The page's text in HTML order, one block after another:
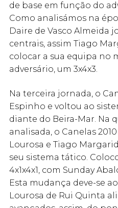
de base em função do
Como analisámos na
Daire de Vasco Almeida
centrais, assim Tiago
colocar a sua equipa no
adversário, um 3x4x3.
Na terceira jornada, o
Espinho e voltou ao
diante do Beira-Mar. Na
analisada, o Canelas
Lourosa e Tiago
seu sistema tático.
4x1x4x1, com Sunday
Esta mudança deve-se
Lourosa de Rui Quinta